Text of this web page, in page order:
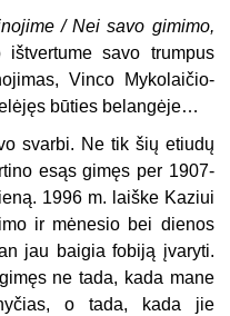
/ Nei savo gimimo,
savo trumpus
Vinco Mykolaičio-
būties belangėje…
svarbi. Ne tik šių etiudų
esąs gimęs per 1907-
1996 m. laiške Kaziui
ir mėnesio bei dienos
jau baigia fobiją įvaryti.
ne tada, kada mane
o tada, kada jie